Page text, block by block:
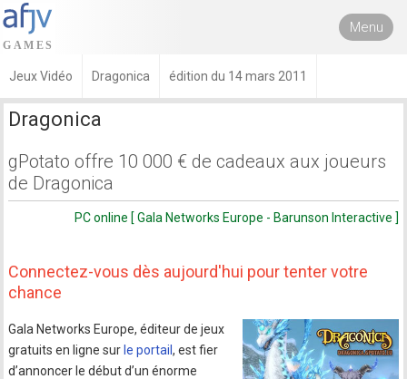
Menu
Jeux Vidéo Dragonica édition du 14 mars 2011
Dragonica
gPotato offre 10 000 € de cadeaux aux joueurs
de Dragonica
PC online [ Gala Networks Europe - Barunson Interactive ]
Connectez-vous dès aujourd'hui pour tenter votre
chance
Gala Networks Europe, éditeur de jeux
gratuits en ligne sur le portail, est fier
d’annoncer le début d’un énorme